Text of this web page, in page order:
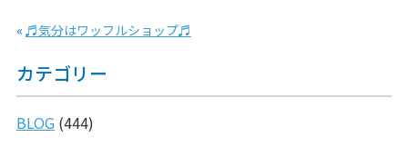
« ♬気分はワッフルショップ♬
カテゴリー
BLOG(444)